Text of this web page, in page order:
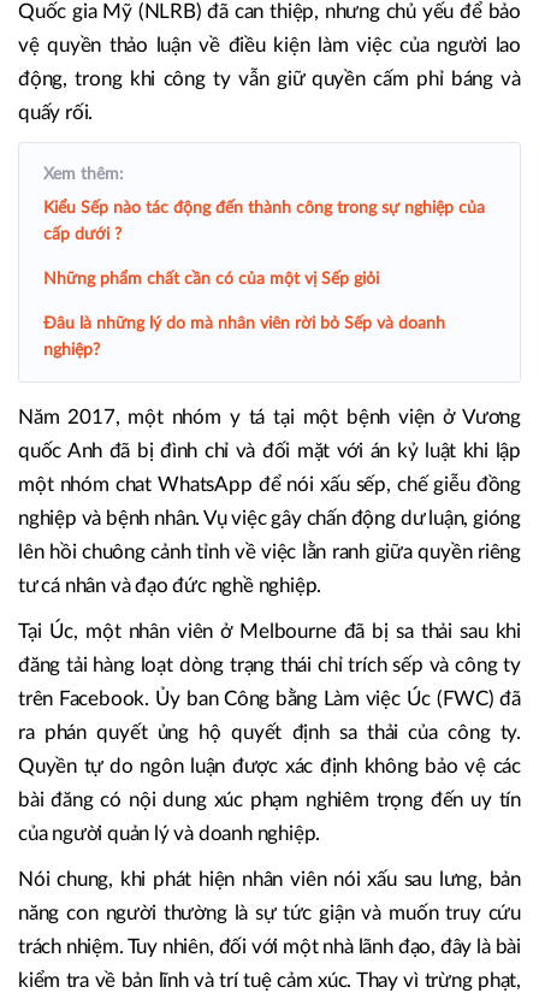
Quốc gia Mỹ (NLRB) đã can thiệp, nhưng chủ yếu để bảo
vệ quyền thảo luận về điều kiện làm việc của người lao
động, trong khi công ty vẫn giữ quyền cấm phỉ báng và
quấy rối.
Xem thêm:
Kiểu Sếp nào tác động đến thành công trong sự nghiệp của
cấp dưới ?
Những phẩm chất cần có của một vị Sếp giỏi
Đâu là những lý do mà nhân viên rời bỏ Sếp và doanh
nghiệp?
Năm 2017, một nhóm y tá tại một bệnh viện ở Vương
quốc Anh đã bị đình chỉ và đối mặt với án kỷ luật khi lập
một nhóm chat WhatsApp để nói xấu sếp, chế giễu đồng
nghiệp và bệnh nhân. Vụ việc gây chấn động dư luận, gióng
lên hồi chuông cảnh tỉnh về việc lằn ranh giữa quyền riêng
tư cá nhân và đạo đức nghề nghiệp.
Tại Úc, một nhân viên ở Melbourne đã bị sa thải sau khi
đăng tải hàng loạt dòng trạng thái chỉ trích sếp và công ty
trên Facebook. Ủy ban Công bằng Làm việc Úc (FWC) đã
ra phán quyết ủng hộ quyết định sa thải của công ty.
Quyền tự do ngôn luận được xác định không bảo vệ các
bài đăng có nội dung xúc phạm nghiêm trọng đến uy tín
của người quản lý và doanh nghiệp.
Nói chung, khi phát hiện nhân viên nói xấu sau lưng, bản
năng con người thường là sự tức giận và muốn truy cứu
trách nhiệm. Tuy nhiên, đối với một nhà lãnh đạo, đây là bài
kiểm tra về bản lĩnh và trí tuệ cảm xúc. Thay vì trừng phạt,